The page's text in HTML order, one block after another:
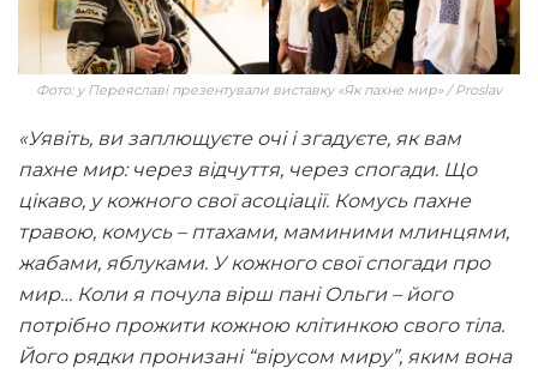
Фото: у Переяславі презентували виставку «Як пахне мир» / Proslav
«Уявіть, ви заплющуєте очі і згадуєте, як вам
пахне мир: через відчуття, через спогади. Що
цікаво, у кожного свої асоціації. Комусь пахне
травою, комусь – птахами, маминими млинцями,
жабами, яблуками. У кожного свої спогади про
мир… Коли я почула вірш пані Ольги – його
потрібно прожити кожною клітинкою свого тіла.
Його рядки пронизані “вірусом миру”, яким вона